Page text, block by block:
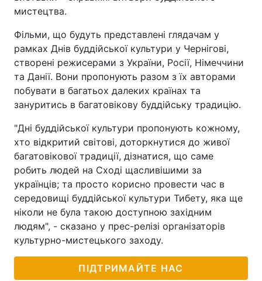
мистецтва.
Фільми, що будуть представлені глядачам у
рамках Днів буддійської культури у Чернігові,
створені режисерами з України, Росії, Німеччини
та Данії. Вони пропонують разом з їх авторами
побувати в багатьох далеких країнах та
зануритись в багатовікову буддійську традицію.
"Дні буддійської культури пропонують кожному,
хто відкритий світові, доторкнутися до живої
багатовікової традиції, дізнатися, що саме
робить людей на Сході щасливішими за
українців; та просто корисно провести час в
середовищі буддійської культури Тибету, яка ще
ніколи не була такою доступною західним
людям", - сказано у прес-релізі організаторів
культурно-мистецького заходу.
ПІДТРИМАЙТЕ НАС